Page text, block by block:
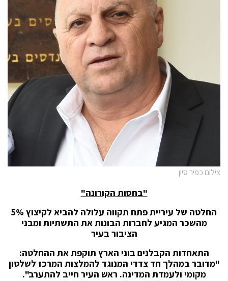
צילום כפיר סיון
"בחסות הקורונה"
החלטה של עיריית פתח תקווה עלולה להביא לקיצוץ 5%
מהשכר המגיע לחברות הבונות את התשתיות ומבני
הציבור בעיר
התאחדות הקבלנים בוני הארץ תוקפת את ההחלטה:
"מדובר במהלך חד צדדי המנוגד להמלצות המרכז לשלטון
מקומי ולעמדת המדינה. ראש העיר חייב להתערב".